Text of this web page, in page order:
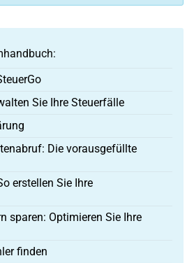
Sie Ihre Steuerfälle
Die vorausgefüllte
erstellen Sie Ihre
sparen: Optimieren Sie Ihre
finden